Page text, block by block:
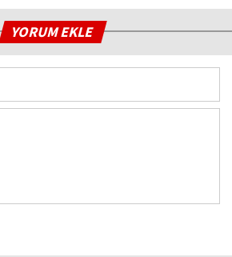
YORUM EKLE